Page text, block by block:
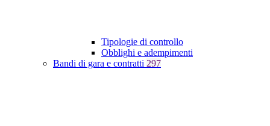
Tipologie di controllo
Obblighi e adempimenti
Bandi di gara e contratti 297